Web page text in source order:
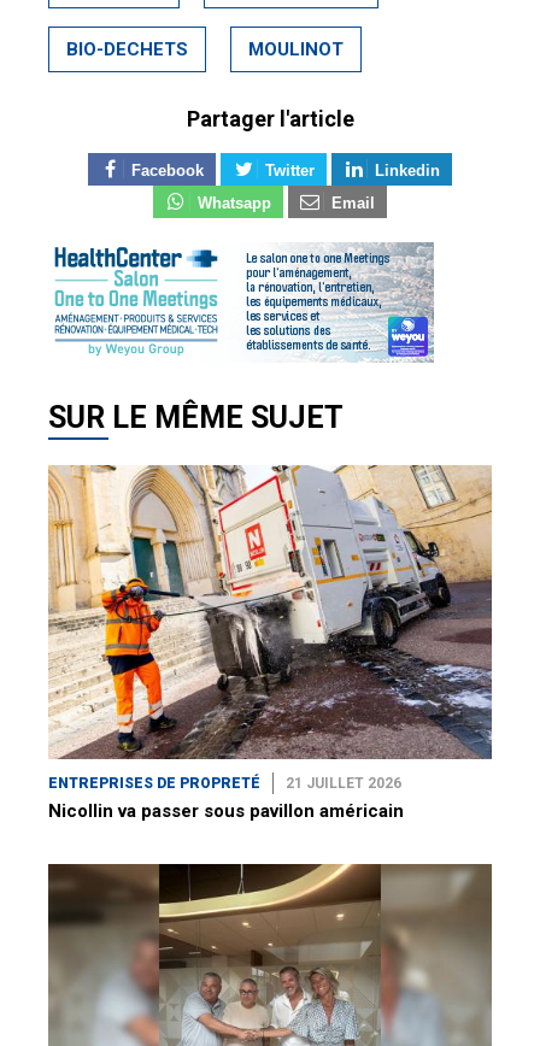
BIO-DECHETS MOULINOT
Partager l'article
Facebook Twitter
Linkedin
Whatsapp
Email
SUR LE MÊME SUJET
ENTREPRISES DE PROPRETÉ 21 JUILLET 2026
Nicollin va passer sous pavillon américain